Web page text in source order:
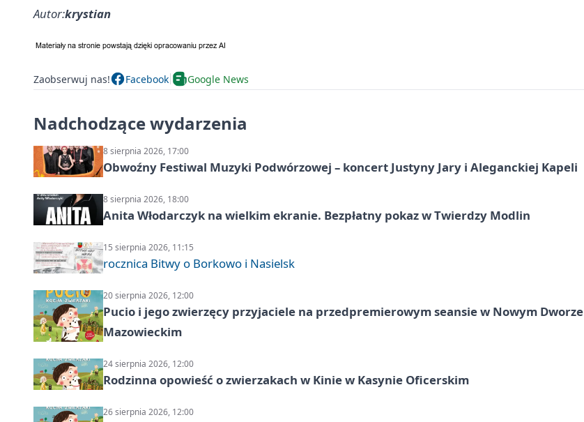
Autor:krystian
Zaobserwuj nas! Facebook Google News
Nadchodzące wydarzenia
8 sierpnia 2026, 17:00
Obwoźny Festiwal Muzyki Podwórzowej – koncert Justyny Jary i Aleganckiej Kapeli
8 sierpnia 2026, 18:00
Anita Włodarczyk na wielkim ekranie. Bezpłatny pokaz w Twierdzy Modlin
15 sierpnia 2026, 11:15
rocznica Bitwy o Borkowo i Nasielsk
20 sierpnia 2026, 12:00
Pucio i jego zwierzęcy przyjaciele na przedpremierowym seansie w Nowym Dworze
Mazowieckim
24 sierpnia 2026, 12:00
Rodzinna opowieść o zwierzakach w Kinie w Kasynie Oficerskim
26 sierpnia 2026, 12:00